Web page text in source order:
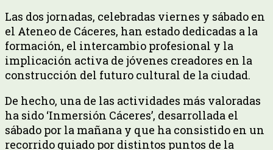
Las dos jornadas, celebradas viernes y sábado en
el Ateneo de Cáceres, han estado dedicadas a la
formación, el intercambio profesional y la
implicación activa de jóvenes creadores en la
construcción del futuro cultural de la ciudad.
De hecho, una de las actividades más valoradas
ha sido ‘Inmersión Cáceres’, desarrollada el
sábado por la mañana y que ha consistido en un
recorrido guiado por distintos puntos de la